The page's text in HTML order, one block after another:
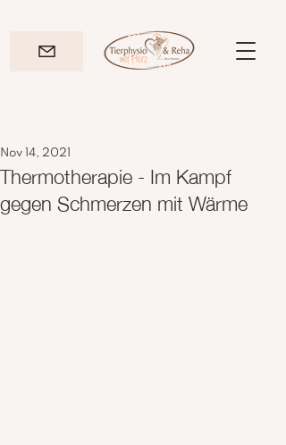
Thermotherapie - Im Kampf
gegen Schmerzen mit Wärme
Nov 14, 2021